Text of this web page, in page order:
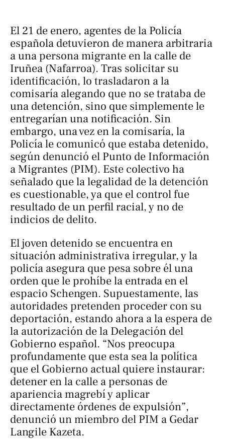
El 21 de enero, agentes de la Policía
española detuvieron de manera arbitraria
a una persona migrante en la calle de
Iruñea (Nafarroa). Tras solicitar su
identificación, lo trasladaron a la
comisaría alegando que no se trataba de
una detención, sino que simplemente le
entregarían una notificación. Sin
embargo, una vez en la comisaría, la
Policía le comunicó que estaba detenido,
según denunció el Punto de Información
a Migrantes (PIM). Este colectivo ha
señalado que la legalidad de la detención
es cuestionable, ya que el control fue
resultado de un perfil racial, y no de
indicios de delito.
El joven detenido se encuentra en
situación administrativa irregular, y la
policía asegura que pesa sobre él una
orden que le prohíbe la entrada en el
espacio Schengen. Supuestamente, las
autoridades pretenden proceder con su
deportación, estando ahora a la espera de
la autorización de la Delegación del
Gobierno español. “Nos preocupa
profundamente que esta sea la política
que el Gobierno actual quiere instaurar:
detener en la calle a personas de
apariencia magrebí y aplicar
directamente órdenes de expulsión”,
denunció un miembro del PIM a Gedar
Langile Kazeta.